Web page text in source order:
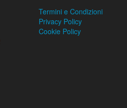
Termini e Condizioni
Privacy Policy
Cookie Policy